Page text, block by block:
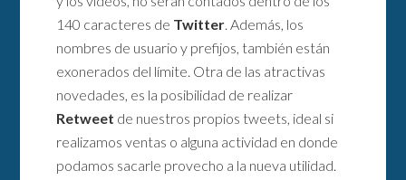
140 caracteres de Twitter . Además, los
nombres de usuario y prefijos, también están
exonerados del límite. Otra de las atractivas
novedades, es la posibilidad de realizar
Retweet de nuestros propios tweets, ideal si
realizamos ventas o alguna actividad en donde
podamos sacarle provecho a la nueva utilidad.